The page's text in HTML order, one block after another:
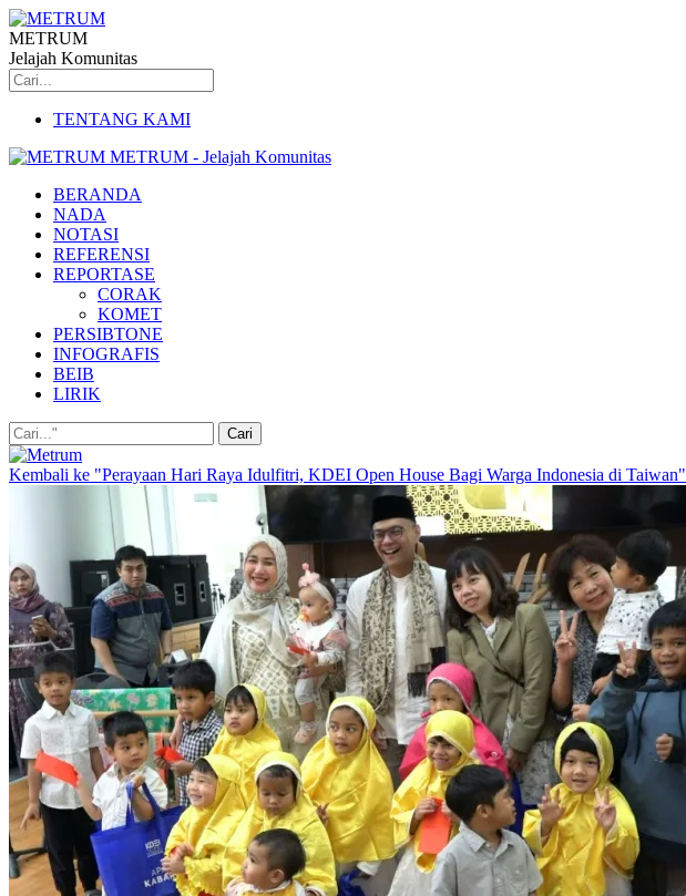
METRUM
Jelajah Komunitas
TENTANG KAMI
METRUM - Jelajah Komunitas
BERANDA
NADA
NOTASI
REFERENSI
REPORTASE
CORAK
KOMET
PERSIBTONE
INFOGRAFIS
BEIB
LIRIK
Kembali ke "Perayaan Hari Raya Idulfitri, KDEI Open House Bagi Warga Indonesia di Taiwan"